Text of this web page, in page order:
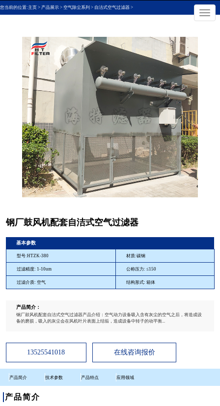
切
换
导

您当前的位置:主页 > 产品展示 > 空气除尘系列 > 自洁式空气过滤器 >
钢厂鼓风机配套自洁式空气过滤器
基本参数
型号:HTZK-380 材质:碳钢
过滤精度: 1-10um 公称压力: ≤150
过滤介质: 空气 结构形式: 箱体
产品简介：
钢厂鼓风机配套自洁式空气过滤器产品介绍：空气动力设备吸入含有灰尘的空气之后，将造成设
备的磨损，吸入的灰尘会在风机叶片表面上结垢，造成设备中转子的动平衡...
13525541018 在线咨询报价
产品简介 技术参数 产品特点 应用领域
产品简介